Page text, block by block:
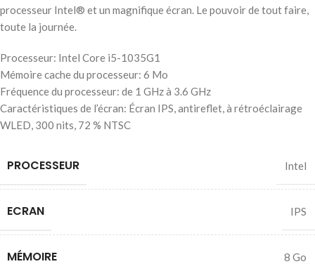
processeur Intel® et un magnifique écran. Le pouvoir de tout faire,
toute la journée.
Processeur: Intel Core i5-1035G1
Mémoire cache du processeur: 6 Mo
Fréquence du processeur: de 1 GHz à 3.6 GHz
Caractéristiques de l’écran: Écran IPS, antireflet, à rétroéclairage
WLED, 300 nits, 72 % NTSC
PROCESSEUR Intel
ECRAN IPS
MÉMOIRE 8 Go